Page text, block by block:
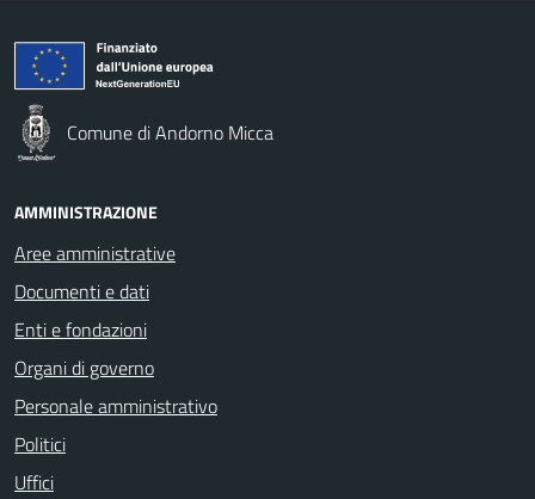
Comune di Andorno Micca
AMMINISTRAZIONE
Aree amministrative
Documenti e dati
Enti e fondazioni
Organi di governo
Personale amministrativo
Politici
Uffici